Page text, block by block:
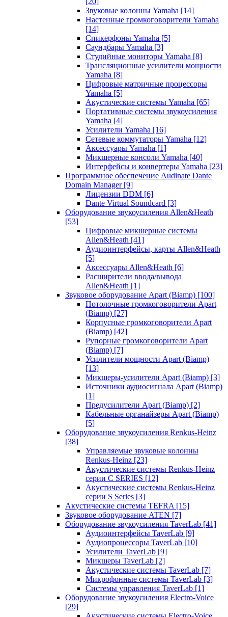
Звуковые колонны Yamaha [14]
Настенные громкоговорители Yamaha
[14]
Спикерфоны Yamaha [5]
Саундбары Yamaha [3]
Студийные мониторы Yamaha [8]
Трансляционные усилители мощности
Yamaha [8]
Цифровые матричные процессоры
Yamaha [5]
Акустические системы Yamaha [65]
Портативные системы звукоусиления
Yamaha [4]
Усилители Yamaha [16]
Сетевые коммутаторы Yamaha [12]
Аксессуары Yamaha [1]
Микшерные консоли Yamaha [40]
Интерфейсы и конвертеры Yamaha [23]
Программное обеспечение Audinate Dante
Domain Manager [9]
Лицензии DDM [6]
Dante Virtual Soundcard [3]
Оборудование звукоусиления Allen&Heath
[53]
Цифровые микшерные системы
Allen&Heath [41]
Аудиоинтерфейсы, карты Allen&Heath
[5]
Аксессуары Allen&Heath [6]
Расширители ввода/вывода
Allen&Heath [1]
Звуковое оборудование Apart (Biamp) [100]
Потолочные громкоговорители Apart
(Biamp) [27]
Корпусные громкоговорители Apart
(Biamp) [42]
Рупорные громкоговорители Apart
(Biamp) [7]
Усилители мощности Apart (Biamp)
[13]
Микшеры-усилители Apart (Biamp) [3]
Источники аудиосигнала Apart (Biamp)
[1]
Предусилители Apart (Biamp) [2]
Кабельные органайзеры Apart (Biamp)
[5]
Оборудование звукоусиления Renkus-Heinz
[38]
Управляемые звуковые колонны
Renkus-Heinz [23]
Акустические системы Renkus-Heinz
серии C SERIES [12]
Акустические системы Renkus-Heinz
серии S Series [3]
Акустические системы TEFRA [15]
Звуковое оборудование ATEN [7]
Оборудование звукоусиления TaverLab [41]
Аудиоинтерфейсы TaverLab [9]
Аудиопроцессоры TaverLab [10]
Усилители TaverLab [9]
Микшеры TaverLab [2]
Акустические системы TaverLab [7]
Микрофонные системы TaverLab [3]
Системы управления TaverLab [1]
Оборудование звукоусиления Electro-Voice
[29]